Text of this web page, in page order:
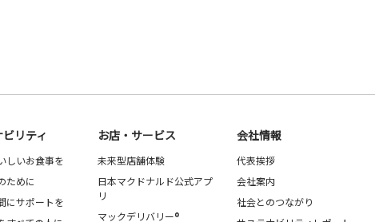
リティ
しいお食事を
ために
にサポートを
お店・サービス
未来型店舗体験
日本マクドナルド公式アプ
リ
マックデリバリー®
会社情報
代表挨拶
会社案内
社会とのつながり